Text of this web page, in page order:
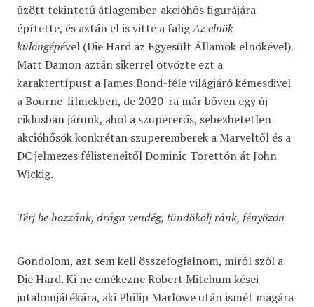
űzött tekintetű átlagember-akcióhős figurájára
építette, és aztán el is vitte a faligAz elnök
különgépével (Die Hard az Egyesült Államok elnökével).
Matt Damon aztán sikerrel ötvözte ezt a
karaktertípust a James Bond-féle világjáró kémesdivel
a Bourne-filmekben, de 2020-ra már bőven egy új
ciklusban járunk, ahol a szupererős, sebezhetetlen
akcióhősök konkrétan szuperemberek a Marveltől és a
DC jelmezes félisteneitől Dominic Torettón át John
Wickig.
Térj be hozzánk, drága vendég, tündökölj ránk, fényözön
Gondolom, azt sem kell összefoglalnom, miről szól a
Die Hard. Ki ne emékezne Robert Mitchum kései
jutalomjátékára, aki Philip Marlowe után ismét magára